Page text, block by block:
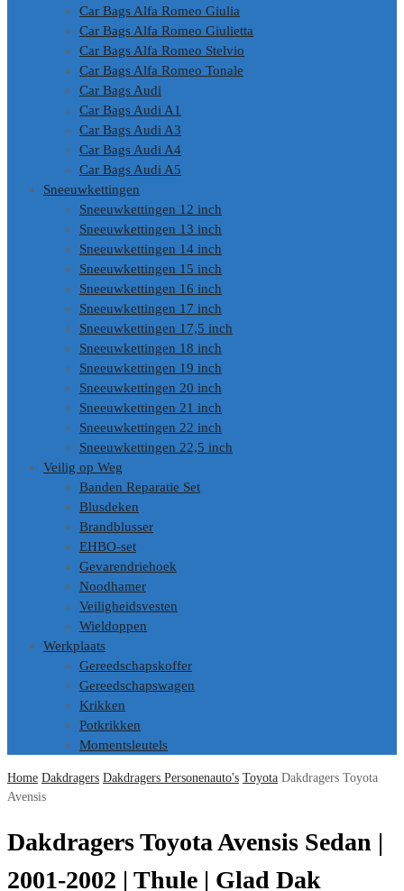
Car Bags Alfa Romeo Giulia
Car Bags Alfa Romeo Giulietta
Car Bags Alfa Romeo Stelvio
Car Bags Alfa Romeo Tonale
Car Bags Audi
Car Bags Audi A1
Car Bags Audi A3
Car Bags Audi A4
Car Bags Audi A5
Sneeuwkettingen
Sneeuwkettingen 12 inch
Sneeuwkettingen 13 inch
Sneeuwkettingen 14 inch
Sneeuwkettingen 15 inch
Sneeuwkettingen 16 inch
Sneeuwkettingen 17 inch
Sneeuwkettingen 17,5 inch
Sneeuwkettingen 18 inch
Sneeuwkettingen 19 inch
Sneeuwkettingen 20 inch
Sneeuwkettingen 21 inch
Sneeuwkettingen 22 inch
Sneeuwkettingen 22,5 inch
Veilig op Weg
Banden Reparatie Set
Blusdeken
Brandblusser
EHBO-set
Gevarendriehoek
Noodhamer
Veiligheidsvesten
Wieldoppen
Werkplaats
Gereedschapskoffer
Gereedschapswagen
Krikken
Potkrikken
Momentsleutels
Home Dakdragers Dakdragers Personenauto's Toyota Dakdragers Toyota
Avensis
Dakdragers Toyota Avensis Sedan |
2001-2002 | Thule | Glad Dak